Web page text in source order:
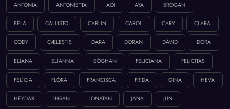
ANTONIA ANTONIETTA AOI AYA BROGAN
BÉLA CALLISTO CARLIN CAROL CARY CLARA
CODY CÆLESTIS DARA DORAN DÁVID DÓRA
ELIANA ELIANNA EÓGHAN FELICIANA FELICITÁS
FELÍCIA FLÓRA FRANCISCA FRIDA GINA HEVA
HEYDAR IHSAN IONATAN JANA JUN